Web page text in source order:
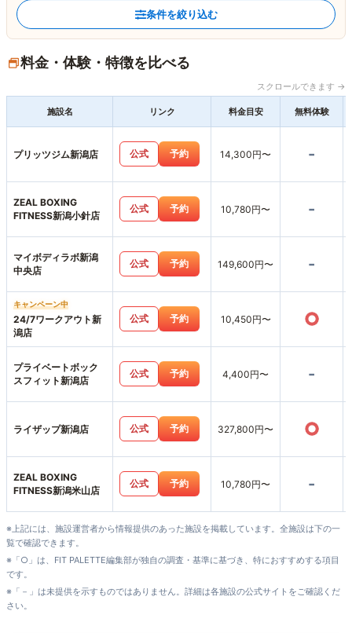
条件を絞り込む
料金・体験・特徴を比べる
スクロールできます →
施設名 リンク 料金目安 無料体験
プリッツジム新潟店 公式 予約 14,300円〜 -
ZEAL BOXING
FITNESS新潟小針店
公式 予約 10,780円〜 -
マイボディラボ新潟
中央店
公式 予約 149,600円〜 -
キャンペーン中
24/7ワークアウト新
潟店
公式 予約 10,450円〜 ○
プライベートボック
スフィット新潟店
公式 予約 4,400円〜 -
ライザップ新潟店 公式 予約 327,800円〜 ○
ZEAL BOXING
FITNESS新潟米山店
公式 予約 10,780円〜 -
※上記には、施設運営者から情報提供のあった施設を掲載しています。全施設は下の一
覧で確認できます。
※「○」は、FIT PALETTE編集部が独自の調査・基準に基づき、特におすすめする項目
です。
※「－」は未提供を示すものではありません。詳細は各施設の公式サイトをご確認くだ
さい。